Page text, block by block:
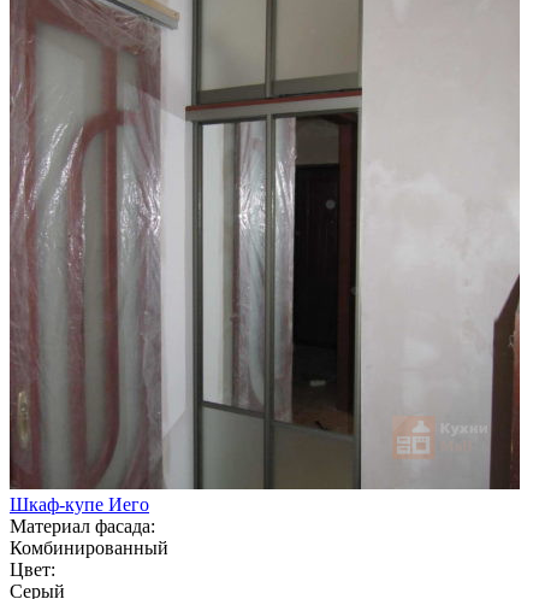
Шкаф-купе Иего
Материал фасада:
Комбинированный
Цвет:
Серый